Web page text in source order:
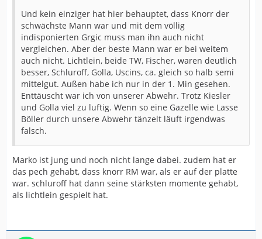
Und kein einziger hat hier behauptet, dass Knorr der
schwächste Mann war und mit dem völlig
indisponierten Grgic muss man ihn auch nicht
vergleichen. Aber der beste Mann war er bei weitem
auch nicht. Lichtlein, beide TW, Fischer, waren deutlich
besser, Schluroff, Golla, Uscins, ca. gleich so halb semi
mittelgut. Außen habe ich nur in der 1. Min gesehen.
Enttäuscht war ich von unserer Abwehr. Trotz Kiesler
und Golla viel zu luftig. Wenn so eine Gazelle wie Lasse
Böller durch unsere Abwehr tänzelt läuft irgendwas
falsch.
Marko ist jung und noch nicht lange dabei. zudem hat er
das pech gehabt, dass knorr RM war, als er auf der platte
war. schluroff hat dann seine stärksten momente gehabt,
als lichtlein gespielt hat.